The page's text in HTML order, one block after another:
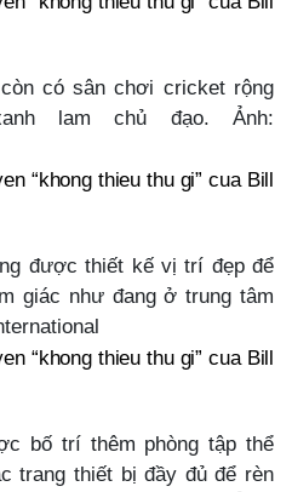
có sân chơi cricket rộng
lam chủ đạo. Ảnh:
được thiết kế vị trí đẹp để
giác như đang ở trung tâm
bố trí thêm phòng tập thể
trang thiết bị đầy đủ để rèn